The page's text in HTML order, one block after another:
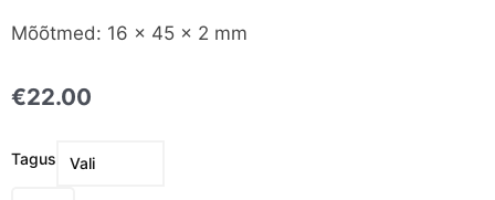
Mõõtmed: 16 x 45 x 2 mm
€22.00
Tagus
Roheline